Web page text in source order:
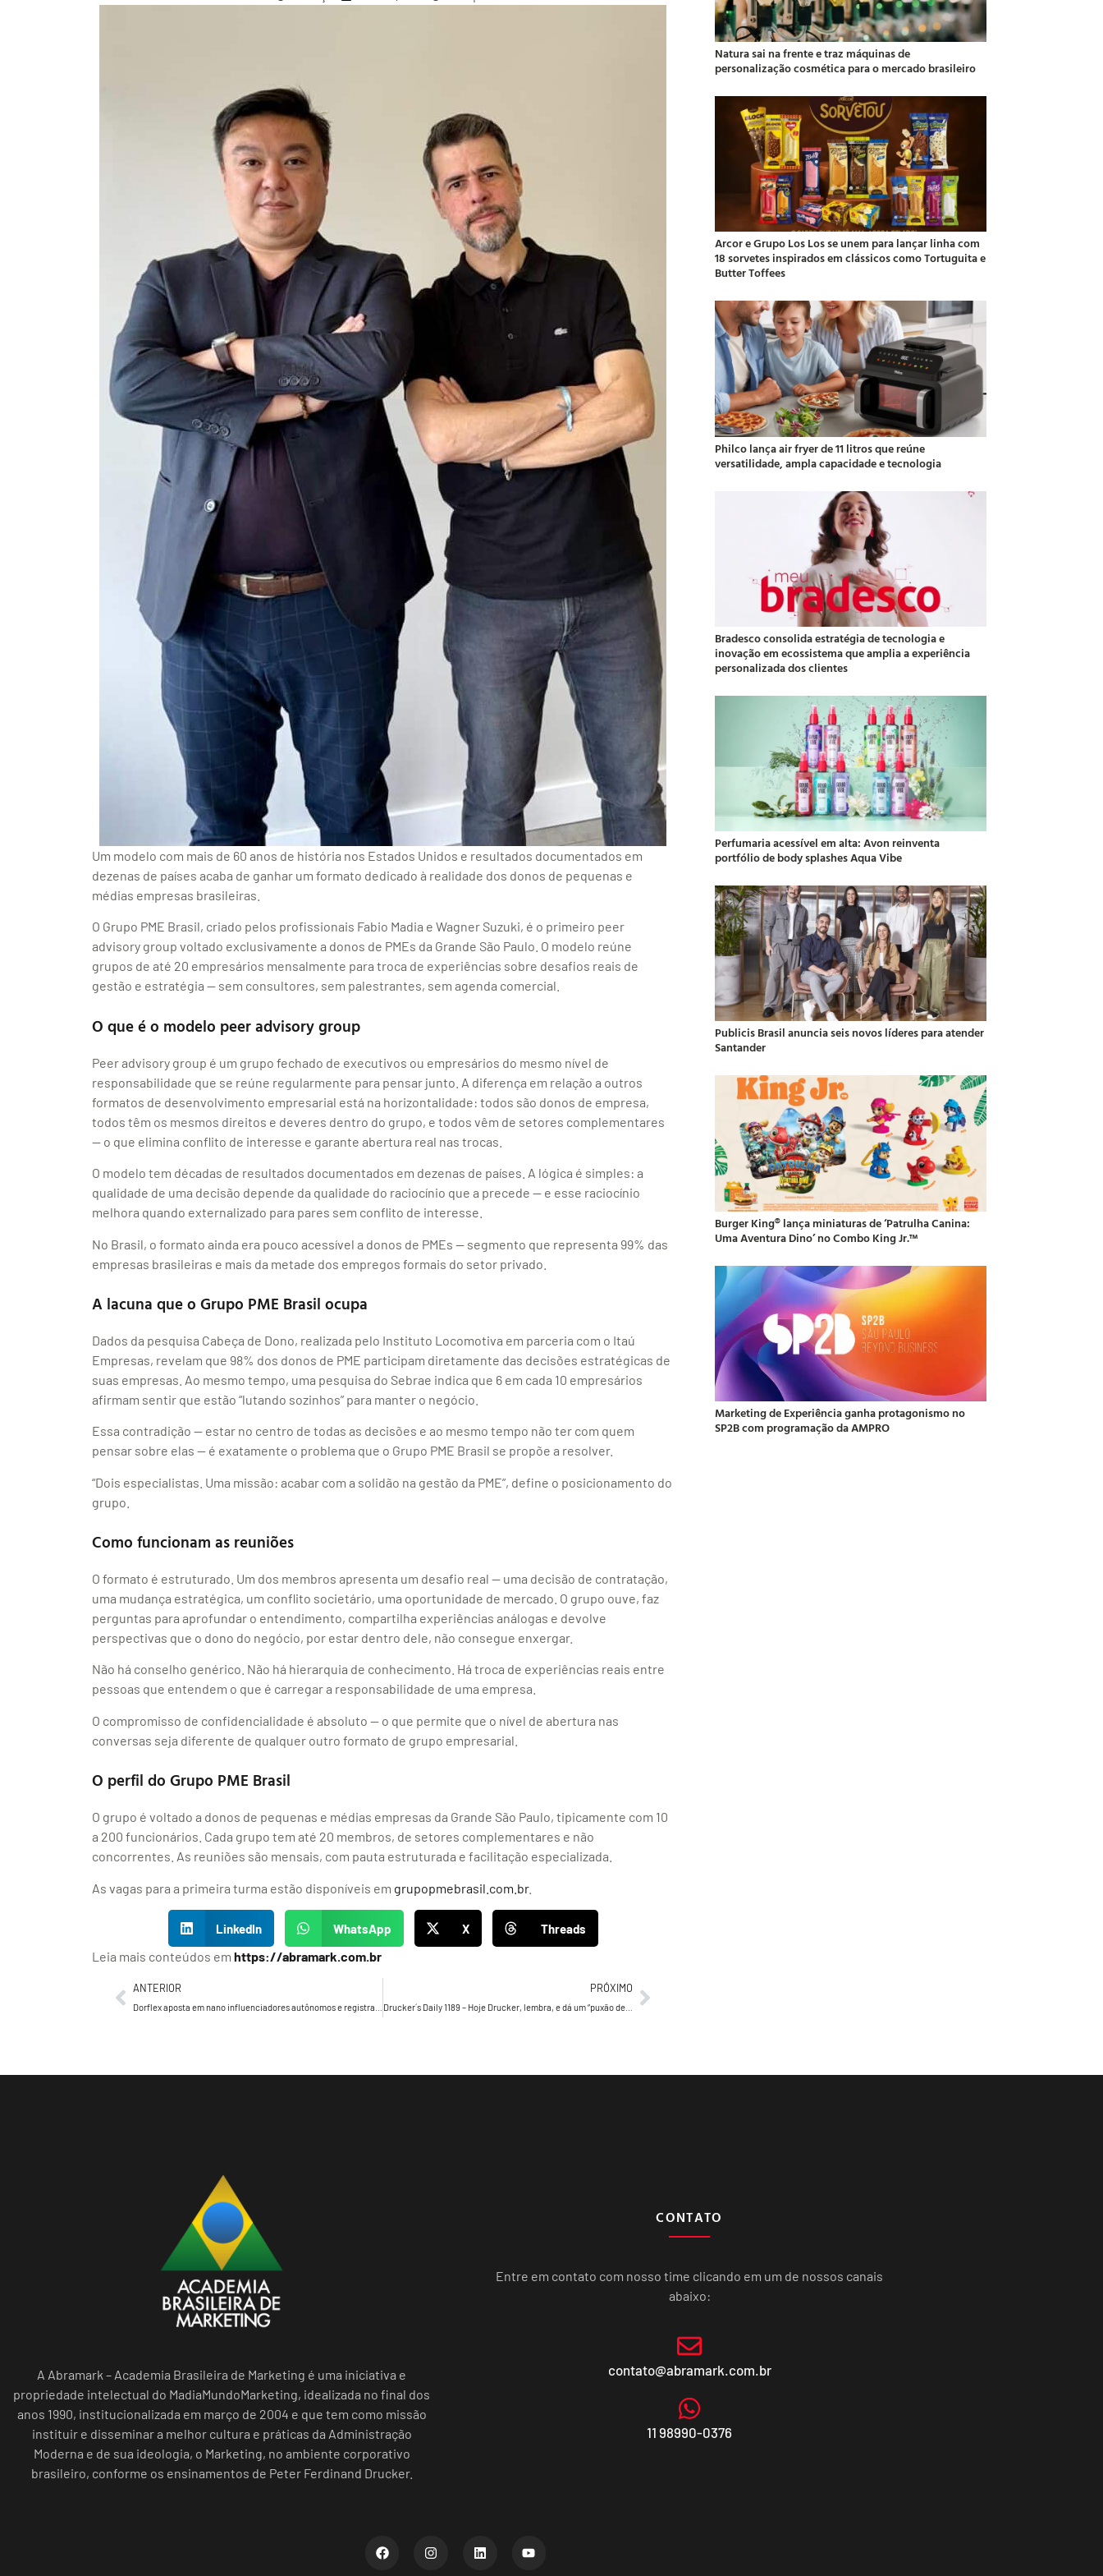
Um modelo com mais de 60 anos de história nos Estados Unidos e resultados documentados em
dezenas de países acaba de ganhar um formato dedicado à realidade dos donos de pequenas e
médias empresas brasileiras.
O Grupo PME Brasil, criado pelos profissionais Fabio Madia e Wagner Suzuki, é o primeiro peer
advisory group voltado exclusivamente a donos de PMEs da Grande São Paulo. O modelo reúne
grupos de até 20 empresários mensalmente para troca de experiências sobre desafios reais de
gestão e estratégia — sem consultores, sem palestrantes, sem agenda comercial.
O que é o modelo peer advisory group
Peer advisory group é um grupo fechado de executivos ou empresários do mesmo nível de
responsabilidade que se reúne regularmente para pensar junto. A diferença em relação a outros
formatos de desenvolvimento empresarial está na horizontalidade: todos são donos de empresa,
todos têm os mesmos direitos e deveres dentro do grupo, e todos vêm de setores complementares
— o que elimina conflito de interesse e garante abertura real nas trocas.
O modelo tem décadas de resultados documentados em dezenas de países. A lógica é simples: a
qualidade de uma decisão depende da qualidade do raciocínio que a precede — e esse raciocínio
melhora quando externalizado para pares sem conflito de interesse.
No Brasil, o formato ainda era pouco acessível a donos de PMEs — segmento que representa 99% das
empresas brasileiras e mais da metade dos empregos formais do setor privado.
A lacuna que o Grupo PME Brasil ocupa
Dados da pesquisa Cabeça de Dono, realizada pelo Instituto Locomotiva em parceria com o Itaú
Empresas, revelam que 98% dos donos de PME participam diretamente das decisões estratégicas de
suas empresas. Ao mesmo tempo, uma pesquisa do Sebrae indica que 6 em cada 10 empresários
afirmam sentir que estão “lutando sozinhos” para manter o negócio.
Essa contradição — estar no centro de todas as decisões e ao mesmo tempo não ter com quem
pensar sobre elas — é exatamente o problema que o Grupo PME Brasil se propõe a resolver.
“Dois especialistas. Uma missão: acabar com a solidão na gestão da PME”, define o posicionamento do
grupo.
Como funcionam as reuniões
O formato é estruturado. Um dos membros apresenta um desafio real — uma decisão de contratação,
uma mudança estratégica, um conflito societário, uma oportunidade de mercado. O grupo ouve, faz
perguntas para aprofundar o entendimento, compartilha experiências análogas e devolve
perspectivas que o dono do negócio, por estar dentro dele, não consegue enxergar.
Não há conselho genérico. Não há hierarquia de conhecimento. Há troca de experiências reais entre
pessoas que entendem o que é carregar a responsabilidade de uma empresa.
O compromisso de confidencialidade é absoluto — o que permite que o nível de abertura nas
conversas seja diferente de qualquer outro formato de grupo empresarial.
O perfil do Grupo PME Brasil
O grupo é voltado a donos de pequenas e médias empresas da Grande São Paulo, tipicamente com 10
a 200 funcionários. Cada grupo tem até 20 membros, de setores complementares e não
concorrentes. As reuniões são mensais, com pauta estruturada e facilitação especializada.
As vagas para a primeira turma estão disponíveis em grupopmebrasil.com.br.
LinkedIn WhatsApp X Threads
Leia mais conteúdos em https://abramark.com.br
ANTERIOR PRÓXIMO
Natura sai na frente e traz máquinas de
personalização cosmética para o mercado brasileiro
Arcor e Grupo Los Los se unem para lançar linha com
18 sorvetes inspirados em clássicos como Tortuguita e
Butter Toffees
Philco lança air fryer de 11 litros que reúne
versatilidade, ampla capacidade e tecnologia
Bradesco consolida estratégia de tecnologia e
inovação em ecossistema que amplia a experiência
personalizada dos clientes
Perfumaria acessível em alta: Avon reinventa
portfólio de body splashes Aqua Vibe
Publicis Brasil anuncia seis novos líderes para atender
Santander
Burger King® lança miniaturas de ‘Patrulha Canina:
Uma Aventura Dino’ no Combo King Jr.™
Marketing de Experiência ganha protagonismo no
SP2B com programação da AMPRO
A Abramark – Academia Brasileira de Marketing é uma iniciativa e
propriedade intelectual do MadiaMundoMarketing, idealizada no final dos
anos 1990, institucionalizada em março de 2004 e que tem como missão
instituir e disseminar a melhor cultura e práticas da Administração
Moderna e de sua ideologia, o Marketing, no ambiente corporativo
brasileiro, conforme os ensinamentos de Peter Ferdinand Drucker.
CONTATO
Entre em contato com nosso time clicando em um de nossos canais
abaixo:
contato@abramark.com.br
11 98990-0376